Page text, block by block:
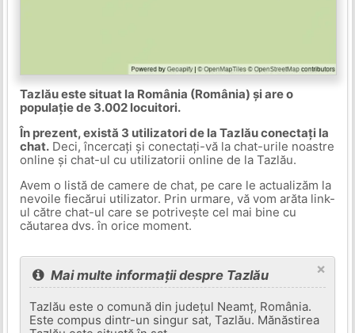
Tazlău este situat la România (România) și are o
populație de 3.002 locuitori.
În prezent, există 3 utilizatori de la Tazlău conectați la
chat.Deci, încercați și conectați-vă la chat-urile noastre
online și chat-ul cu utilizatorii online de la Tazlău.
Avem o listă de camere de chat, pe care le actualizăm la
nevoile fiecărui utilizator. Prin urmare, vă vom arăta link-
ul către chat-ul care se potrivește cel mai bine cu
căutarea dvs. în orice moment.
×
Mai multe informații despre Tazlău
Tazlău este o comună din județul Neamț, România.
Este compus dintr-un singur sat, Tazlău. Mănăstirea